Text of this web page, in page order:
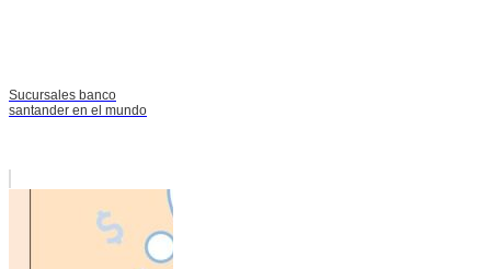
Sucursales banco
santander en el mundo